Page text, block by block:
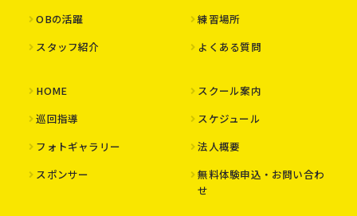
OBの活躍
練習場所
スタッフ紹介
よくある質問
HOME
スクール案内
巡回指導
スケジュール
フォトギャラリー
法人概要
スポンサー
無料体験申込・お問い合わ
せ